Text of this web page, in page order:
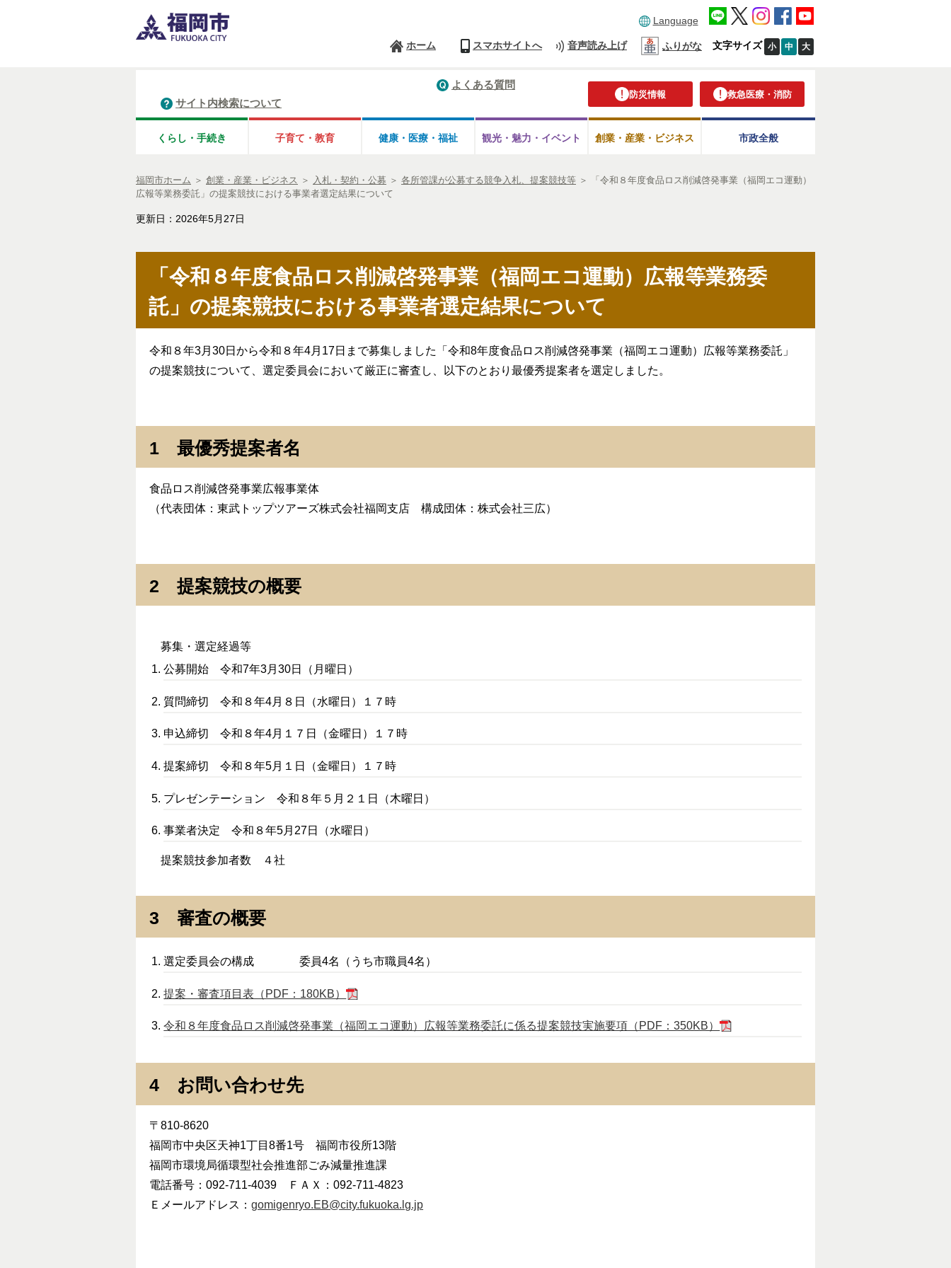
Language
ホーム スマホサイトへ 音声読み上げ ふりがな 文字サイズ 小 中 大
防災情報 救急医療・消防
よくある質問
サイト内検索について
くらし・手続き 子育て・教育 健康・医療・ 福祉 観光・魅力・ イベント 創業・産業・ビジネス 市政全般
福岡市ホーム ＞ 創業・産業・ビジネス ＞ 入札・契約・公募 ＞ 各所管課が公募する競争入札、提案競技等 ＞
「令和８年度食品ロス削減啓発事業（福岡エコ運動）
広報等業務委託」の提案競技における事業者選定結果について
更新日：2026年5月27日
「令和８年度食品ロス削減啓発事業（福岡エコ運動）広報等業務委
託」の提案競技における事業者選定結果について
令和８年3月30日から令和８年4月17日まで募集しました「令和8年度食品ロス削減啓発事業（福岡エコ運動）広報等業務委託」
の提案競技について、選定委員会において厳正に審査し、以下のとおり最優秀提案者を選定しました。
1 最優秀提案者名
食品ロス削減啓発事業広報事業体
（代表団体：東武トップツアーズ株式会社福岡支店 構成団体：株式会社三広）
2 提案競技の概要
募集・選定経過等
公募開始 令和7年3月30日（月曜日）
質問締切 令和８年4月８日（水曜日）１７時
申込締切 令和８年4月１７日（金曜日）１７時
提案締切 令和８年5月１日（金曜日）１７時
プレゼンテーション 令和８年５月２１日（木曜日）
事業者決定 令和８年5月27日（水曜日）
提案競技参加者数 ４社
3 審査の概要
選定委員会の構成 委員4名（うち市職員4名）
提案・審査項目表（PDF：180KB）
令和８年度食品ロス削減啓発事業（福岡エコ運動）広報等業務委託に係る提案競技実施要項（PDF：350KB）
4 お問い合わせ先
〒810-8620
福岡市中央区天神1丁目8番1号 福岡市役所13階
福岡市環境局循環型社会推進部ごみ減量推進課
電話番号：092-711-4039 ＦＡＸ：092-711-4823
Ｅメールアドレス：gomigenryo.EB@city.fukuoka.lg.jp